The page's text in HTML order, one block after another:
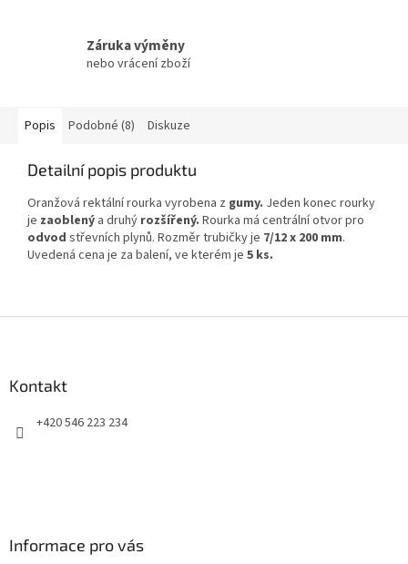
Záruka výměny
nebo vrácení zboží
Popis Podobné (8) Diskuze
Detailní popis produktu
Oranžová rektální rourka vyrobena z gumy. Jeden konec rourky
je zaoblený a druhý rozšířený. Rourka má centrální otvor pro
odvod střevních plynů. Rozměr trubičky je 7/12 x 200 mm.
Uvedená cena je za balení, ve kterém je 5 ks.
Kontakt
+420 546 223 234
Informace pro vás